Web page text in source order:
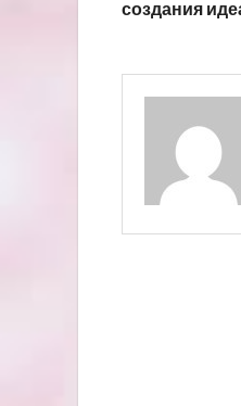
создания